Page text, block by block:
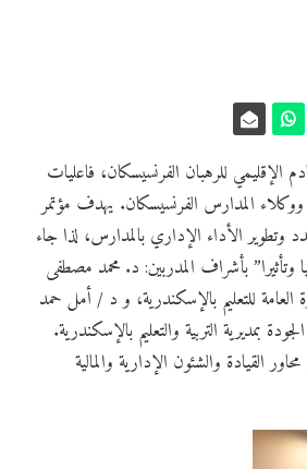
الإقليمي للرهبان الفرنسيسكان، فاعليات
ووكلاء المدارس الفرنسيسكان. يهدف مؤتمر
وتطوير الأداء الإداري بالمدارس، لذا جاء
وتأثيرا” بأشراف المدربين: د. محمد مصطفى
للتعليم بالإسكندرية، و د / أمل حمد
بمديرية التربية والتعليم بالإسكندرية.
القيادة والشئون الإدارية والمالية